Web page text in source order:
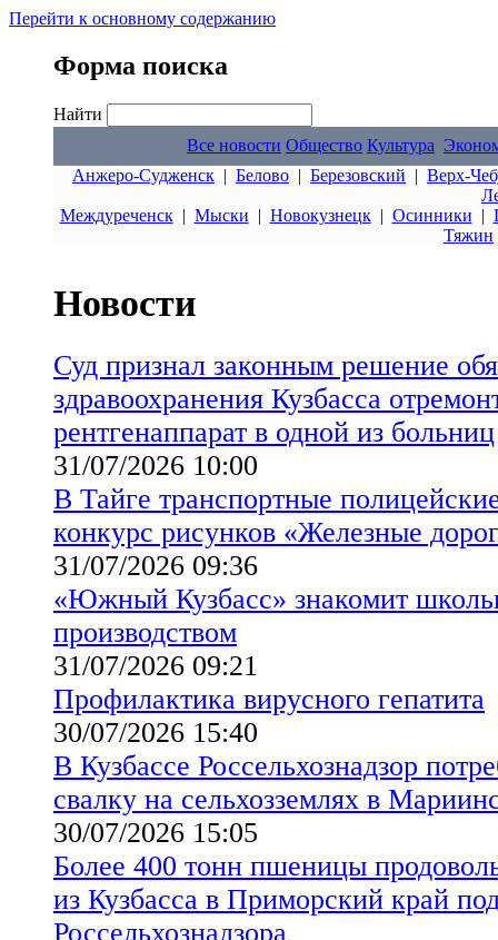
Перейти к основному содержанию
Форма поиска
Найти
Все новости Общество Культура
Анжеро-Судженск | Белово | Березовский | Верх-
Междуреченск| Мыски | Новокузнецк| Осинники |
Тяжин
Новости
Суд признал законным решение
здравоохранения Кузбасса
рентгенаппарат в одной из больниц
31/07/2026 10:00
В Тайге транспортные
конкурс рисунков «Железные
31/07/2026 09:36
«Южный Кузбасс» знакомит
производством
31/07/2026 09:21
Профилактика вирусного гепатита
30/07/2026 15:40
В Кузбассе Россельхознадзор
свалку на сельхозземлях в
30/07/2026 15:05
Более 400 тонн пшеницы
из Кузбасса в Приморский край
Россельхознадзора